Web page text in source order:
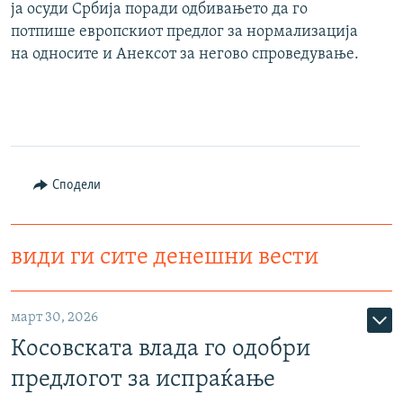
ја осуди Србија поради одбивањето да го
потпише европскиот предлог за нормализација
на односите и Анексот за негово спроведување.
Сподели
види ги сите денешни вести
март 30, 2026
Косовската влада го одобри
предлогот за испраќање